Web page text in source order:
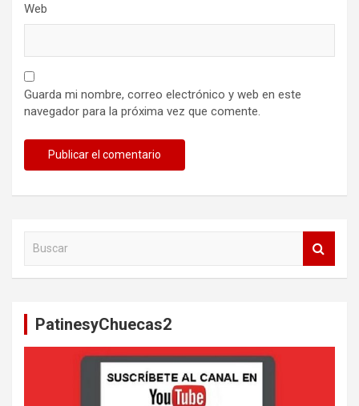
Web
Guarda mi nombre, correo electrónico y web en este
navegador para la próxima vez que comente.
PatinesyChuecas2